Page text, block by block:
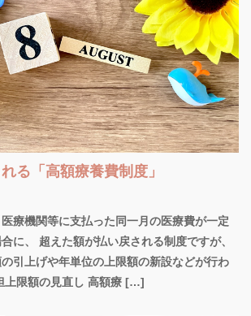
る「高額療養費制度」
療機関等に支払った同一月の医療費が一定
に、 超えた額が払い戻される制度ですが、
引上げや年単位の上限額の新設などが行わ
上限額の見直し 高額療 […]